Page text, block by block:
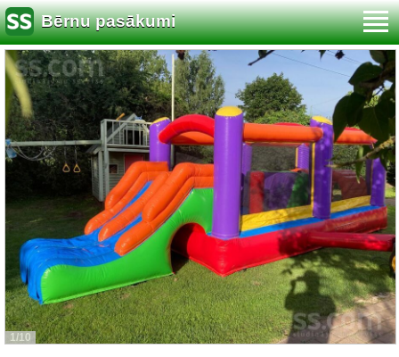
Bērnu pasākumi
1/10